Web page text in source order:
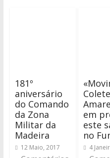
181º
aniversário
do Comando
da Zona
Militar da
Madeira
12 Maio, 2017
em
este
no
4